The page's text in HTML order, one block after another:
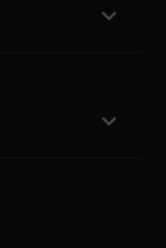

keyboard_arrow_down